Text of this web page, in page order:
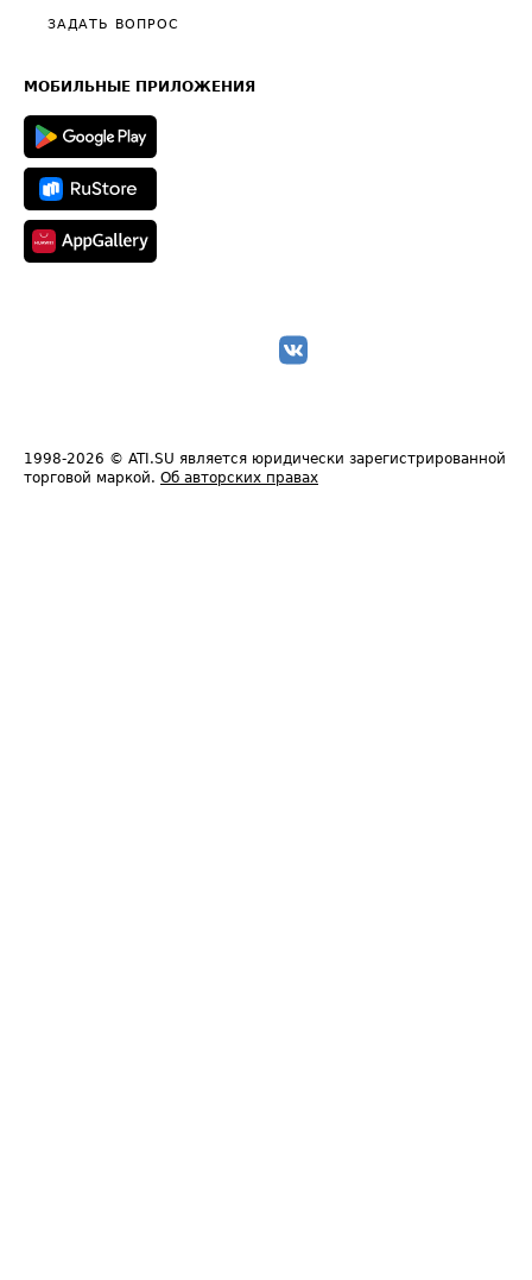
Общие положения
Полезное по перевозкам
Техническая информация
ЗАДАТЬ ВОПРОС
МОБИЛЬНЫЕ ПРИЛОЖЕНИЯ
1998-2026 © ATI.SU является юридически зарегистрированной
торговой маркой. Об авторских правах